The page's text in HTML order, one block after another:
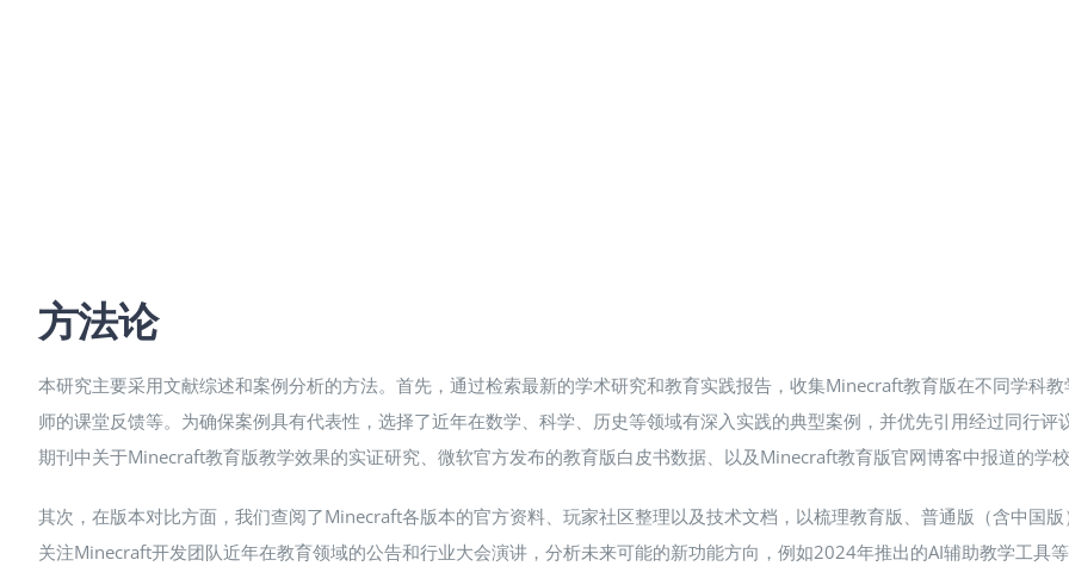
方法论
本研究主要采用文献综述和案例分析的方法。首先，通过检索最新的学术研究和教育实践报告，收集Minecraft教育版在不同学科
师的课堂反馈等。为确保案例具有代表性，选择了近年在数学、科学、历史等领域有深入实践的典型案例，并优先引用经过同行
期刊中关于Minecraft教育版教学效果的实证研究​、微软官方发布的教育版白皮书数据​、以及Minecraft教育版官网博客中报道的学校
其次，在版本对比方面，我们查阅了Minecraft各版本的官方资料、玩家社区整理以及技术文档，以梳理教育版、普通版（含中国
关注Minecraft开发团队近年在教育领域的公告和行业大会演讲，分析未来可能的新功能方向，例如2024年推出的AI辅助教学工具